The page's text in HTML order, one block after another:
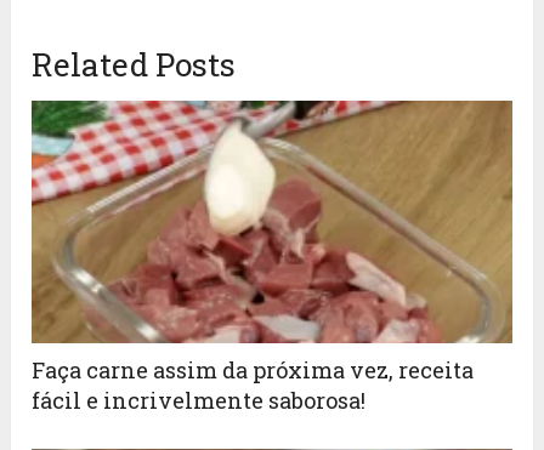
Related Posts
Faça carne assim da próxima vez, receita
fácil e incrivelmente saborosa!